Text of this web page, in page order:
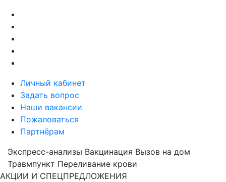
Личный кабинет
Задать вопрос
Наши вакансии
Пожаловаться
Партнёрам
Экспресс-анализы Вакцинация Вызов на дом
Травмпункт Переливание крови
АКЦИИ И СПЕЦПРЕДЛОЖЕНИЯ